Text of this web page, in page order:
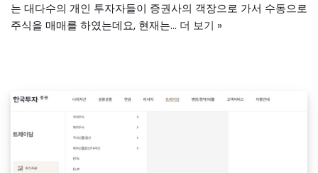
는 대다수의 개인 투자자들이 증권사의 객장으로 가서 수동으로
주식을 매매를 하였는데요, 현재는… 더 보기 »